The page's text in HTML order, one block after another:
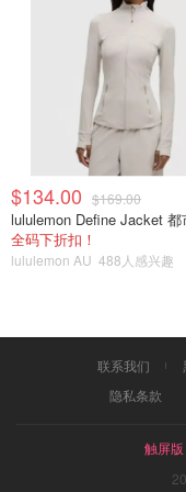
先用个小锅 要小锅
$134.00 $169.00
lululemon Define Jacket 都
全码下折扣！
lululemon AU 488人感兴趣
联系我们
隐私条款
触屏版